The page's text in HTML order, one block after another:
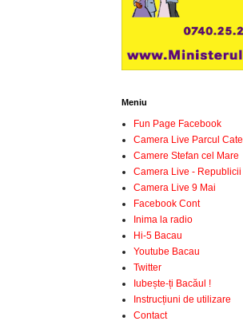
Meniu
Fun Page Facebook
Camera Live Parcul
Camere Stefan cel Mare
Camera Live - Republicii
Camera Live 9 Mai
Facebook Cont
Inima la radio
Hi-5 Bacau
Youtube Bacau
Twitter
Iubește-ți Bacăul !
Instrucțiuni de utilizare
Contact